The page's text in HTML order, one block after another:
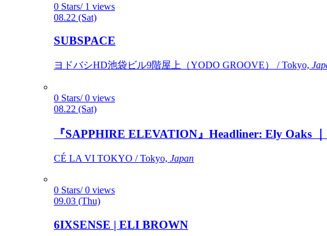
0 Stars/ 1 views
08.22 (Sat)
SUBSPACE
ヨドバシHD池袋ビル9階屋上（YODO GROOVE） / Tokyo,
0 Stars/ 0 views
08.22 (Sat)
『SAPPHIRE ELEVATION』Headliner: Ely Oaks
CÉ LA VI TOKYO / Tokyo, Japan
0 Stars/ 0 views
09.03 (Thu)
6IXSENSE | ELI BROWN